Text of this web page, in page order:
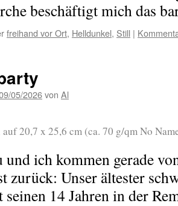
beschäftigt mich das
freihand vor Ort, Helldunkel, Still |
05/2026von Al
20,7 x 25,6 cm (ca. 70 g/qm No
ich kommen gerade
zurück: Unser ältester
14 Jahren in der